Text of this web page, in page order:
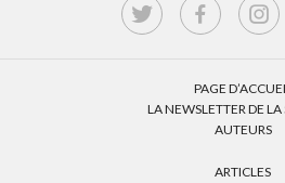
PAGE
LA NEWSLETTER DE
AUTEURS
ARTICLES